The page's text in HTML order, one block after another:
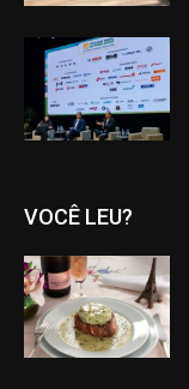
VOCÊ LEU?